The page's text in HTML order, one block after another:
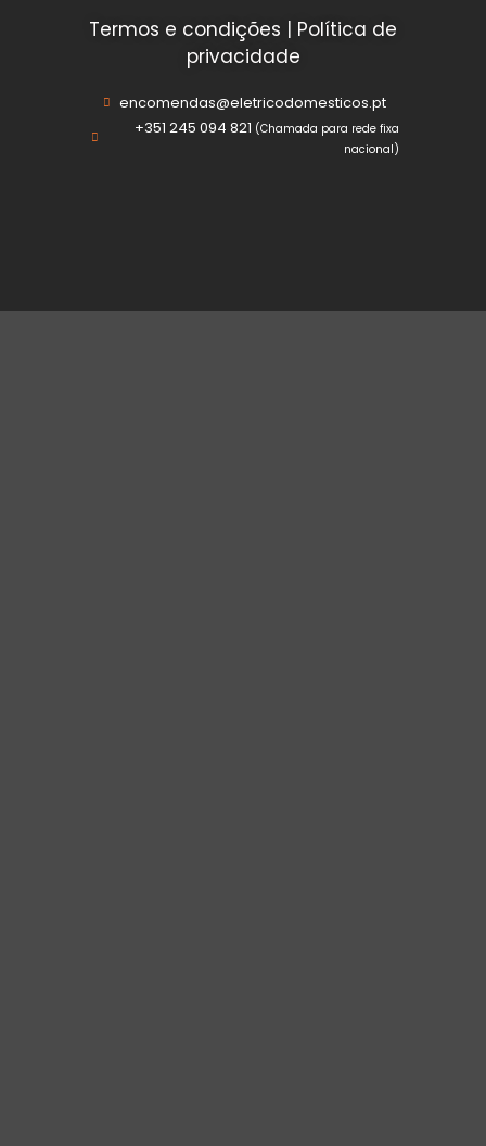
Termos e condições | Política de
privacidade
encomendas@eletricodomesticos.pt
+351 245 094 821 (Chamada para rede fixa
nacional)